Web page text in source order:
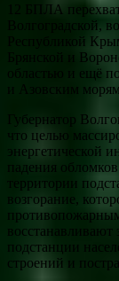
12 БПЛА
Волгоградской,
Республикой
Брянской и
областью и ещё
и Азовским
Губернатор
что целью
энергетической
падения
территории
возгорание,
подстанции
строений и